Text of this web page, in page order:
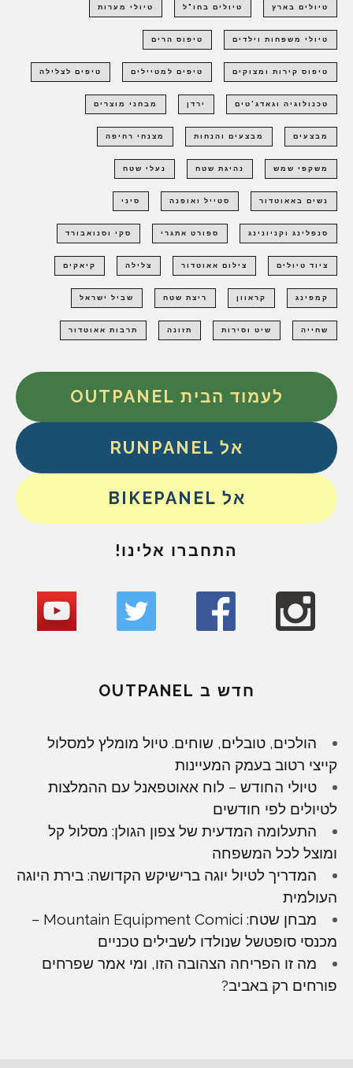
טיולים בארץ טיולים בחו"ל טיולי מערות
טיולי משפחות וילדים טיפוס הרים
טיפוס קירות ומצוקים טיפים למטיילים טיפים לצלילה
טכנולוגיה וגאדג'טים ירדן מבחני מוצרים
מבצעים מבצעים והנחות מצנחי רחיפה
משקפי שמש נהיגת שטח נעלי שטח
נשים באאוטדור סטייל ואופנה סיני
סנפלינג וקניונינג ספורט אתגרי סקי וסנואבורד
ציוד טיולים צילום אאוטדור צלילה קיאקים
קמפינג קראוון ריצת שטח שביל ישראל
שחייה שיט וסירות תזונה תרבות אאוטדור
לעמוד הבית OUTPANEL
אל RUNPANEL
אל BIKEPANEL
התחברו אלינו!
חדש ב OUTPANEL
הולכים, טובלים, שוחים. טיול מומלץ למסלול
קייצי רטוב בעמק המעיינות
טיולי החודש – לוח אאוטפאנל עם ההמלצות
לטיולים לפי חודשים
התעלומה המדעית של צפון הגולן: מסלול קל
ומוצל לכל המשפחה
המדריך לטיול יוגה ברישיקש הקדושה: בירת היוגה
העולמית
מבחן שטח: Mountain Equipment Comici –
מכנסי סופטשל שנולדו לשבילים טכניים
מה זו הפריחה הצהובה הזו, ומי אמר שפרחים
פורחים רק באביב?